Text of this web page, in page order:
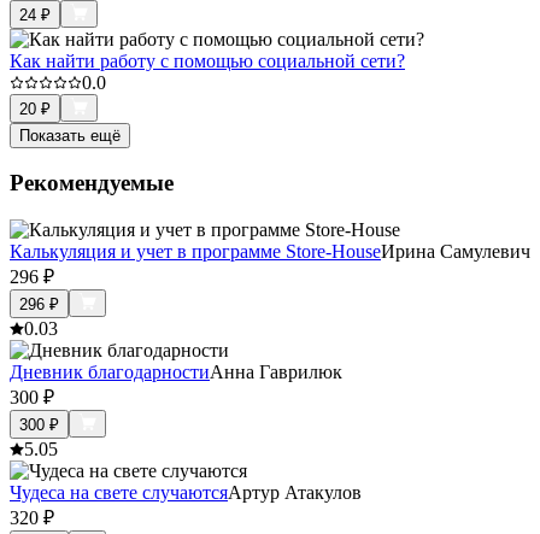
24 ₽
Как найти работу с помощью социальной сети?
0.0
20 ₽
Показать ещё
Рекомендуемые
Калькуляция и учет в программе Store-HouseИрина Самулевич
296 ₽
296 ₽
0.03
Дневник благодарностиАнна Гаврилюк
300 ₽
300 ₽
5.05
Чудеса на свете случаютсяАртур Атакулов
320 ₽